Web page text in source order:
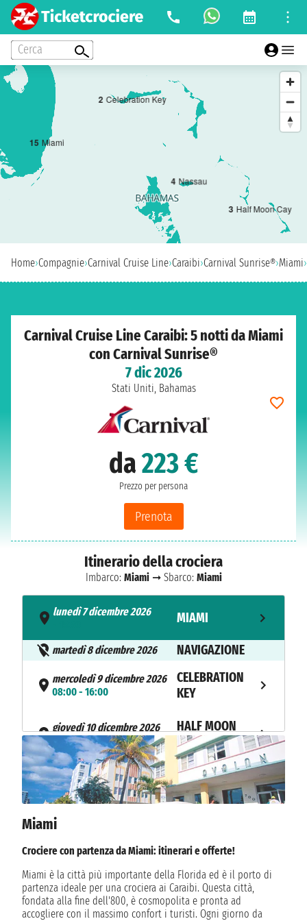
Cerca
15 Miami
2 Celebration Key
3 Half Moon Cay
4 Nassau
Home›Compagnie›Carnival Cruise Line›Caraibi›Carnival Sunrise®›Miami›
Carnival Cruise Line Caraibi: 5 notti da Miami
con Carnival Sunrise®
7 dic 2026
Stati Uniti, Bahamas
da223 €
Prezzo per persona
Prenota
Itinerario della crociera
Imbarco: Miami➞ Sbarco: Miami
lunedì 7 dicembre 2026
MIAMI
martedì 8 dicembre 2026 NAVIGAZIONE
mercoledì 9 dicembre 2026
08:00 - 16:00
CELEBRATION
KEY
giovedì 10 dicembre 2026
08:00 - 16:00
HALF MOON
CAY
venerdì 11 dicembre 2026
08:00 - 16:00
NASSAU
sabato 12 dicembre 2026
08:00
Miami
Crociere con partenza da Miami: itinerari e offerte!
Miami è la città più importante della Florida ed è il porto di
partenza ideale per una crociera ai Caraibi. Questa città,
fondata alla fine dell'800, è cosmopolita e pronta ad
accogliere con il massimo confort i turisti. Ogni giorno da